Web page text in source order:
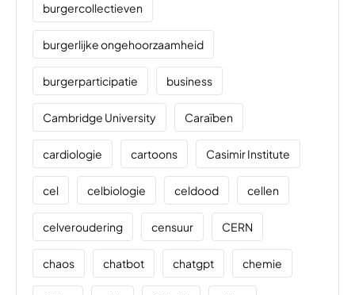
burgercollectieven
burgerlijke ongehoorzaamheid
burgerparticipatie business
Cambridge University Caraïben
cardiologie cartoons Casimir Institute
cel celbiologie celdood cellen
celveroudering censuur CERN
chaos chatbot chatgpt chemie